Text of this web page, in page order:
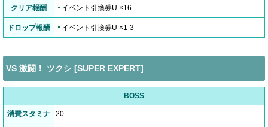
クリア報酬 イベント引換券U ×16
ドロップ報酬 イベント引換券U ×1-3
VS 激闘！ ツクシ [SUPER EXPERT]
BOSS
消費スタミナ 20